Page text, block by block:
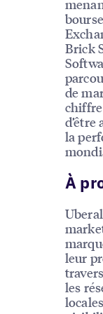
Brick
de
chiffre
la
À
leur
les